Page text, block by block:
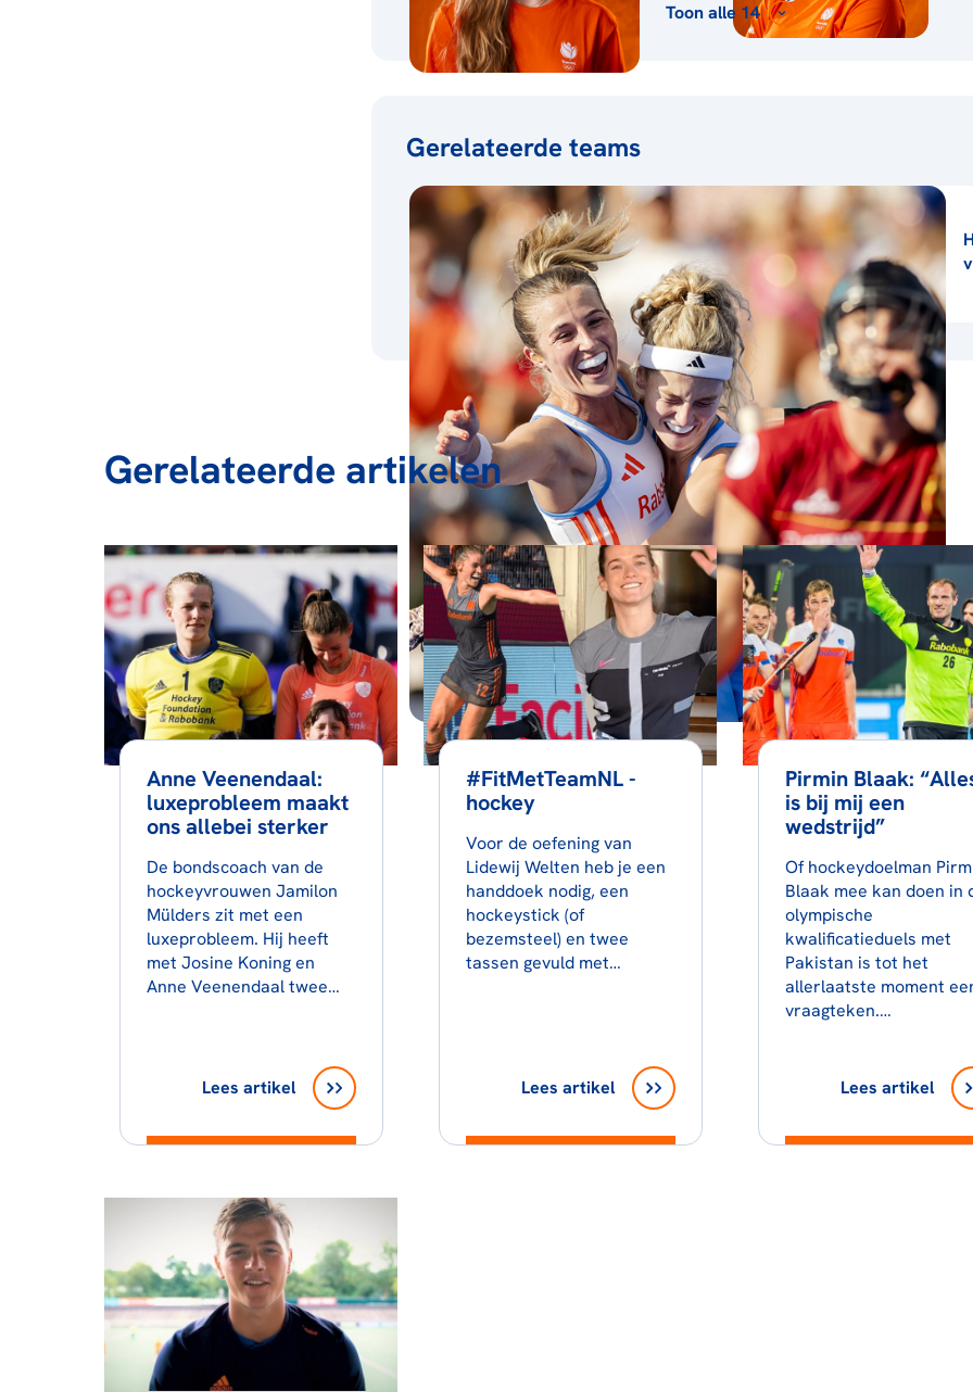
Toon alle 14
Gerelateerde teams
Gerelateerde artikelen
Anne Veenendaal:
luxeprobleem maakt
ons allebei sterker
De bondscoach van de
hockeyvrouwen Jamilon
Mülders zit met een
luxeprobleem. Hij heeft
met Josine Koning en
Anne Veenendaal twee…
Lees artikel
#FitMetTeamNL -
hockey
Voor de oefening van
Lidewij Welten heb je een
handdoek nodig, een
hockeystick (of
bezemsteel) en twee
tassen gevuld met…
Lees artikel
Pirmin Blaak:
is bij mij een
wedstrijd”
Of hockeydoelman
Blaak mee kan doen in
olympische
kwalificatieduels met
Pakistan is tot het
allerlaatste moment
vraagteken.…
Lees artikel